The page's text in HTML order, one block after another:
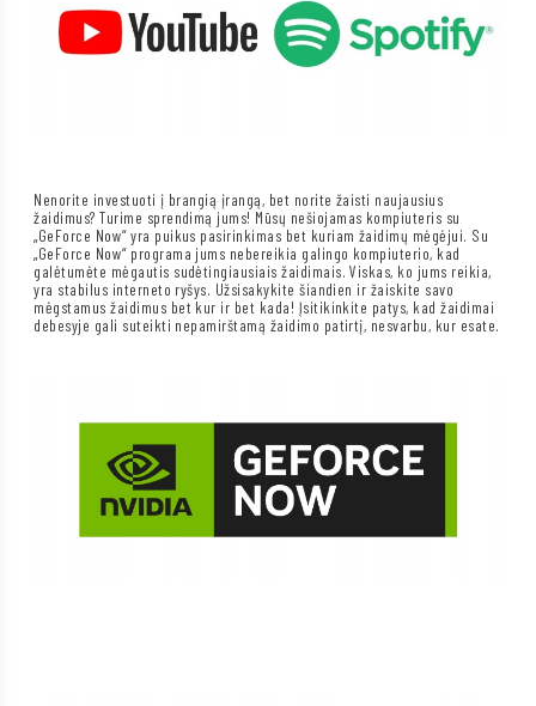
Nenorite investuoti į brangią įrangą, bet norite žaisti naujausius
žaidimus? Turime sprendimą jums! Mūsų nešiojamas kompiuteris su
„GeForce Now“ yra puikus pasirinkimas bet kuriam žaidimų mėgėjui. Su
„GeForce Now“ programa jums nebereikia galingo kompiuterio, kad
galėtumėte mėgautis sudėtingiausiais žaidimais. Viskas, ko jums reikia,
yra stabilus interneto ryšys. Užsisakykite šiandien ir žaiskite savo
mėgstamus žaidimus bet kur ir bet kada! Įsitikinkite patys, kad žaidimai
debesyje gali suteikti nepamirštamą žaidimo patirtį, nesvarbu, kur esate.